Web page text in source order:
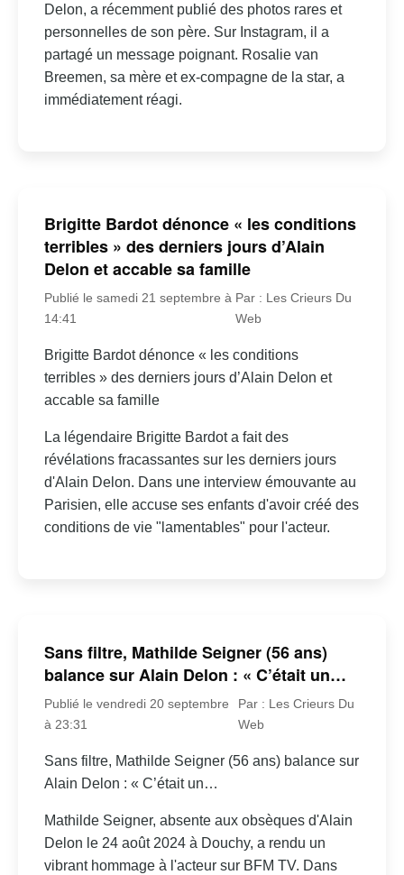
Delon, a récemment publié des photos rares et
personnelles de son père. Sur Instagram, il a
partagé un message poignant. Rosalie van
Breemen, sa mère et ex-compagne de la star, a
immédiatement réagi.
Brigitte Bardot dénonce « les conditions
terribles » des derniers jours d’Alain
Delon et accable sa famille
Publié le samedi 21 septembre à
14:41
Par : Les Crieurs Du
Web
Brigitte Bardot dénonce « les conditions
terribles » des derniers jours d’Alain Delon et
accable sa famille
La légendaire Brigitte Bardot a fait des
révélations fracassantes sur les derniers jours
d'Alain Delon. Dans une interview émouvante au
Parisien, elle accuse ses enfants d'avoir créé des
conditions de vie "lamentables" pour l'acteur.
Sans filtre, Mathilde Seigner (56 ans)
balance sur Alain Delon : « C’était un…
Publié le vendredi 20 septembre
à 23:31
Par : Les Crieurs Du
Web
Sans filtre, Mathilde Seigner (56 ans) balance sur
Alain Delon : « C’était un…
Mathilde Seigner, absente aux obsèques d'Alain
Delon le 24 août 2024 à Douchy, a rendu un
vibrant hommage à l'acteur sur BFM TV. Dans